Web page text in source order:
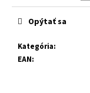
Kategória:
EAN:
Opýtať sa